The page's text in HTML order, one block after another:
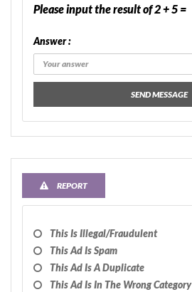
Please input the result of 2 + 5 =
Answer :
SEND MESSAGE
REPORT
This Is Illegal/fraudulent
This Ad Is Spam
This Ad Is A Duplicate
This Ad Is In The Wrong Category